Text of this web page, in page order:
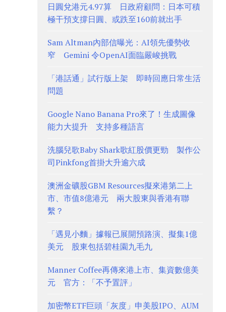
日圓兌港元4.97算 日政府顧問：日本可積
極干預支撐日圓、或跌至160前就出手
Sam Altman內部信曝光：AI領先優勢收
窄 Gemini 令OpenAI面臨嚴峻挑戰
「港話通」試行版上架 即時回應日常生活
問題
Google Nano Banana Pro來了！生成圖像
能力大提升 支持多種語言
洗腦兒歌Baby Shark歌紅股價更勁 製作公
司Pinkfong首掛大升逾六成
澳洲金礦股GBM Resources擬來港第二上
市、市值8億港元 兩大股東與香港有聯
繫？
「遇見小麵」據報已展開預路演、擬集1億
美元 股東包括碧桂園九毛九
Manner Coffee再傳來港上市、集資數億美
元 官方：「不予置評」
加密幣ETF巨頭「灰度」申美股IPO、AUM